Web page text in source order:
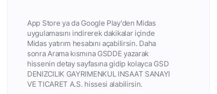
App Store ya da Google Play'den Midas
uygulamasını indirerek dakikalar içinde
Midas yatırım hesabını açabilirsin. Daha
sonra Arama kısmına GSDDE yazarak
hissenin detay sayfasına gidip kolayca GSD
DENIZCILIK GAYRIMENKUL INSAAT SANAYI
VE TICARET A.S. hissesi alabilirsin.